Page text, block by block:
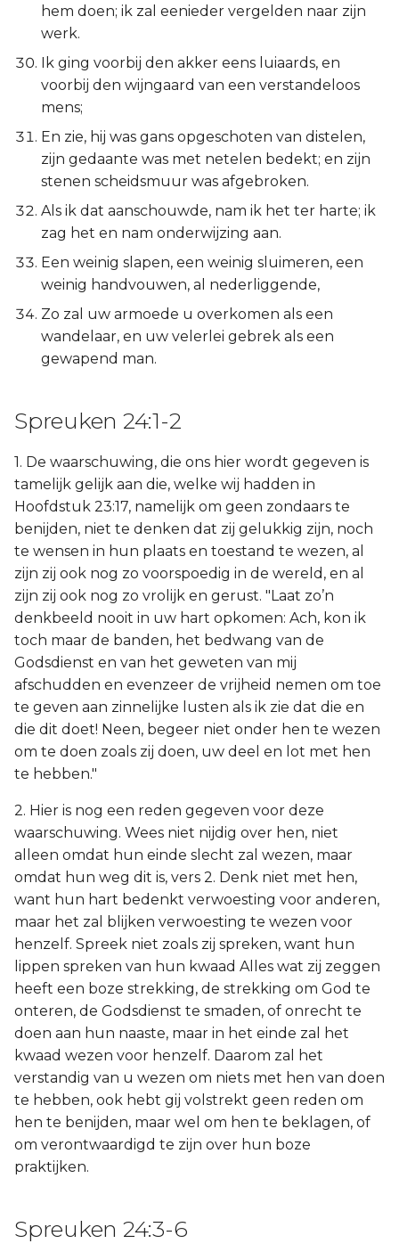
hem doen; ik zal eenieder vergelden naar zijn
werk.
Ik ging voorbij den akker eens luiaards, en
voorbij den wijngaard van een verstandeloos
mens;
En zie, hij was gans opgeschoten van distelen,
zijn gedaante was met netelen bedekt; en zijn
stenen scheidsmuur was afgebroken.
Als ik dat aanschouwde, nam ik het ter harte; ik
zag het en nam onderwijzing aan.
Een weinig slapen, een weinig sluimeren, een
weinig handvouwen, al nederliggende,
Zo zal uw armoede u overkomen als een
wandelaar, en uw velerlei gebrek als een
gewapend man.
Spreuken 24:1-2
1. De waarschuwing, die ons hier wordt gegeven is
tamelijk gelijk aan die, welke wij hadden in
Hoofdstuk 23:17, namelijk om geen zondaars te
benijden, niet te denken dat zij gelukkig zijn, noch
te wensen in hun plaats en toestand te wezen, al
zijn zij ook nog zo voorspoedig in de wereld, en al
zijn zij ook nog zo vrolijk en gerust. "Laat zo’n
denkbeeld nooit in uw hart opkomen: Ach, kon ik
toch maar de banden, het bedwang van de
Godsdienst en van het geweten van mij
afschudden en evenzeer de vrijheid nemen om toe
te geven aan zinnelijke lusten als ik zie dat die en
die dit doet! Neen, begeer niet onder hen te wezen
om te doen zoals zij doen, uw deel en lot met hen
te hebben."
2. Hier is nog een reden gegeven voor deze
waarschuwing. Wees niet nijdig over hen, niet
alleen omdat hun einde slecht zal wezen, maar
omdat hun weg dit is, vers 2. Denk niet met hen,
want hun hart bedenkt verwoesting voor anderen,
maar het zal blijken verwoesting te wezen voor
henzelf. Spreek niet zoals zij spreken, want hun
lippen spreken van hun kwaad Alles wat zij zeggen
heeft een boze strekking, de strekking om God te
onteren, de Godsdienst te smaden, of onrecht te
doen aan hun naaste, maar in het einde zal het
kwaad wezen voor henzelf. Daarom zal het
verstandig van u wezen om niets met hen van doen
te hebben, ook hebt gij volstrekt geen reden om
hen te benijden, maar wel om hen te beklagen, of
om verontwaardigd te zijn over hun boze
praktijken.
Spreuken 24:3-6